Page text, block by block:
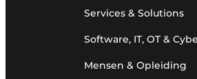
Services & Solutions
Software, IT, OT &
Mensen & Opleiding